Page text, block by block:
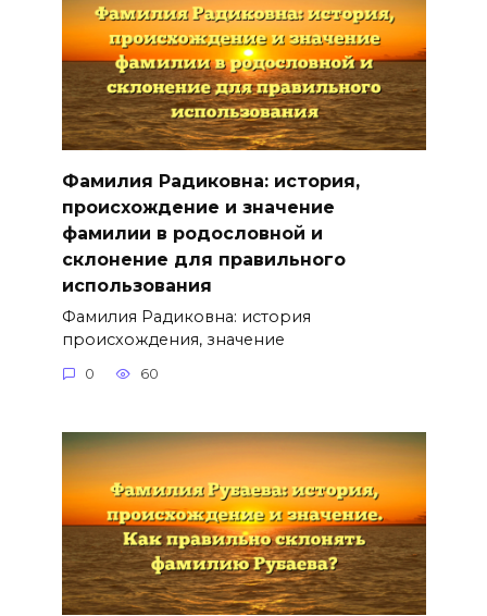
Фамилия Радиковна: история,
происхождение и значение
фамилии в родословной и
склонение для правильного
использования
Фамилия Радиковна: история
происхождения, значение
0 60